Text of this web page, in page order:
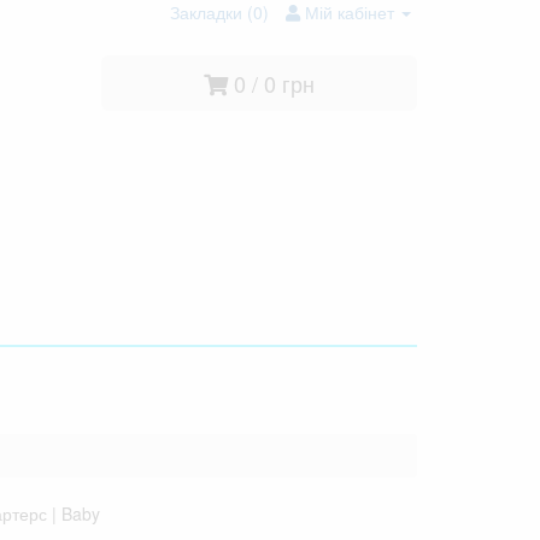
Закладки (0) Мій кабінет
0 / 0 грн
| Baby